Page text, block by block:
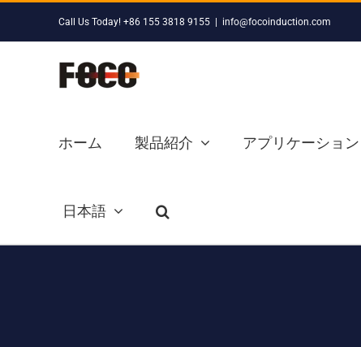
Call Us Today! +86 155 3818 9155 info@focoinduction.com
ホーム 製品紹介 アプリケーション
日本語